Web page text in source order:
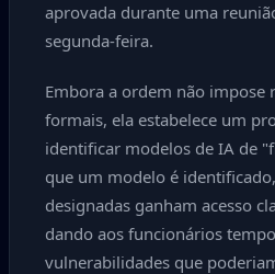
aprovada durante uma
segunda-feira.
Embora a ordem não impose
formais, ela estabelece um
identificar modelos de IA de
que um modelo é
designadas ganham acesso
dando aos funcionários
vulnerabilidades que